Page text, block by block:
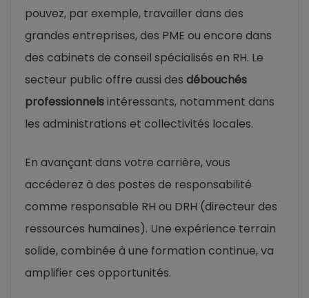
pouvez, par exemple, travailler dans des
grandes entreprises, des PME ou encore dans
des cabinets de conseil spécialisés en RH. Le
secteur public offre aussi des débouchés
professionnelsintéressants, notamment dans
les administrations et collectivités locales.
En avançant dans votre carrière, vous
accéderez à des postes de responsabilité
comme responsable RH ou DRH (directeur des
ressources humaines). Une expérience terrain
solide, combinée à une formation continue, va
amplifier ces opportunités.